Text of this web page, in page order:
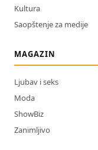
Kultura
Saopštenje za medije
MAGAZIN
Ljubav i seks
Moda
ShowBiz
Zanimljivo